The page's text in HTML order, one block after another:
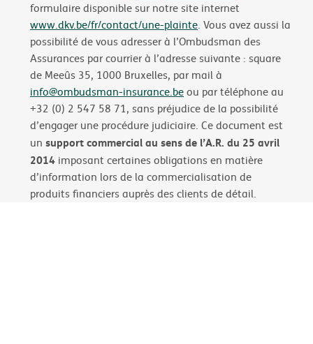
formulaire disponible sur notre site internet
www.dkv.be/fr/contact/une-plainte. Vous avez aussi la
possibilité de vous adresser à l’Ombudsman des
Assurances par courrier à l’adresse suivante : square
de Meeûs 35, 1000 Bruxelles, par mail à
info@ombudsman-insurance.beou par téléphone au
+32 (0) 2 547 58 71, sans préjudice de la possibilité
d’engager une procédure judiciaire. Ce document est
un support commercial au sens de l’A.R. du 25 avril
2014 imposant certaines obligations en matière
d’information lors de la commercialisation de
produits financiers auprès des clients de détail.